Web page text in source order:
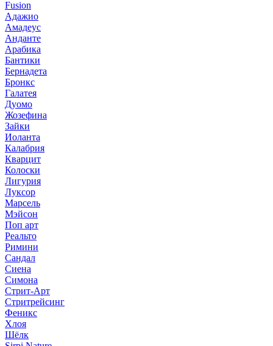
Fusion
Адажио
Амадеус
Анданте
Арабика
Бантики
Бернадета
Бронкс
Галатея
Дуомо
Жозефина
Зайки
Иоланта
Калабрия
Кварцит
Колоски
Лигурия
Луксор
Марсель
Мэйсон
Поп арт
Реальто
Римини
Сандал
Сиена
Симона
Стрит-Арт
Стритрейсинг
Феникс
Хлоя
Шёлк